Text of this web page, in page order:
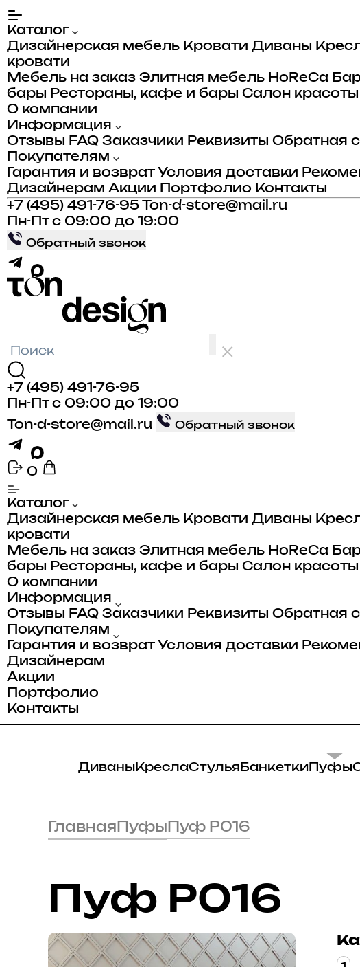
Каталог
Дизайнерская мебель Кровати Диваны
кровати
Мебель на заказ Элитная мебель HoReCa
бары Рестораны, кафе и бары Салон красоты
О компании
Информация
Отзывы FAQ Заказчики Реквизиты Обратная
Покупателям
Гарантия и возврат Условия доставки
Дизайнерам Акции Портфолио Контакты
+7 (495) 491-76-95
Ton-d-store@mail.ru
Пн-Пт с 09:00 до 19:00
Обратный звонок
+7 (495) 491-76-95
Пн-Пт с 09:00 до 19:00
Ton-d-store@mail.ru
Обратный звонок
0
Каталог
Дизайнерская мебель Кровати Диваны
кровати
Мебель на заказ Элитная мебель HoReCa
бары Рестораны, кафе и бары Салон красоты
О компании
Информация
Отзывы FAQ Заказчики Реквизиты Обратная
Покупателям
Гарантия и возврат Условия доставки
Дизайнерам
Акции
Портфолио
Контакты
ДиваныКреслаСтульяБанкеткиПуфы
Главная Пуфы Пуф P016
Пуф P016